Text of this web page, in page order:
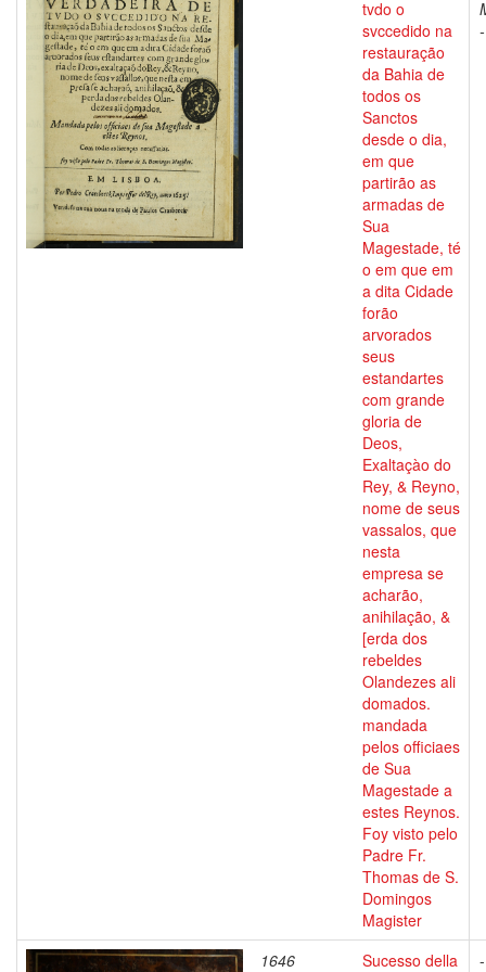
tvdo o
svccedido na
restauração
da Bahia de
todos os
Sanctos
desde o dia,
em que
partirão as
armadas de
Sua
Magestade, té
o em que em
a dita Cidade
forão
arvorados
seus
estandartes
com grande
gloria de
Deos,
Exaltaçào do
Rey, & Reyno,
nome de seus
vassalos, que
nesta
empresa se
acharão,
anihilação, &
[erda dos
rebeldes
Olandezes ali
domados.
mandada
pelos officiaes
de Sua
Magestade a
estes Reynos.
Foy visto pelo
Padre Fr.
Thomas de S.
Domingos
Magister
1646
Sucesso della
-